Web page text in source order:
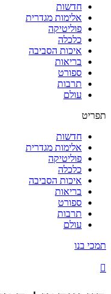
חדשות
אלימות מגדרית
פוליטיקה
כלכלה
איכות הסביבה
בריאות
ספורט
תרבות
עולם
תפריט
חדשות
אלימות מגדרית
פוליטיקה
כלכלה
איכות הסביבה
בריאות
ספורט
תרבות
עולם
תמכי בנו